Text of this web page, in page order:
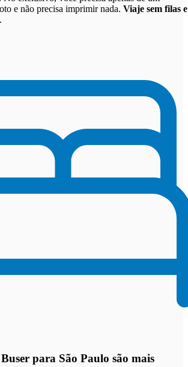
e não precisa imprimir nada. Viaje sem filas e
.
para São Paulo são mais